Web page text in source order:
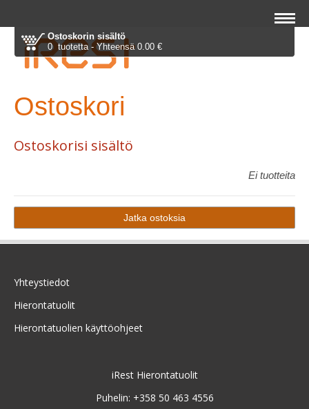
Ostoskorin sisältö
0 tuotetta - Yhteensä 0.00 €
Ostoskori
Ostoskorisi sisältö
Ei tuotteita
Yhteystiedot
Hierontatuolit
Hierontatuolien käyttöohjeet
iRest Hierontatuolit
Puhelin: +358 50 463 4556